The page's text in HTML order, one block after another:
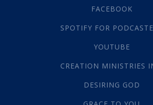
Die Onse Vader(12)
God(392)
Afgode(23)
Almag(1)
Alomteenwoordig
FACEBOOK
SPOTIFY FOR
YOUTUBE
CREATION MINISTRIES
DESIRING GOD